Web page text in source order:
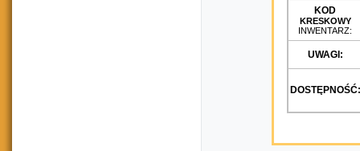
KOD
KRESKOWY
INWENTARZ:
UWAGI:
DOSTĘPNOŚĆ: